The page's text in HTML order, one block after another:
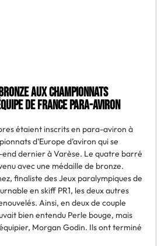
aux championnats
de France para-aviron
étaient inscrits en para-aviron à
d’Europe d’aviron qui se
dernier à Varèse. Le quatre barré
avec une médaille de bronze.
finaliste des Jeux paralympiques de
en skiff PR1, les deux autres
Ainsi, en deux de couple
bien entendu Perle bouge, mais
Morgan Godin. Ils ont terminé